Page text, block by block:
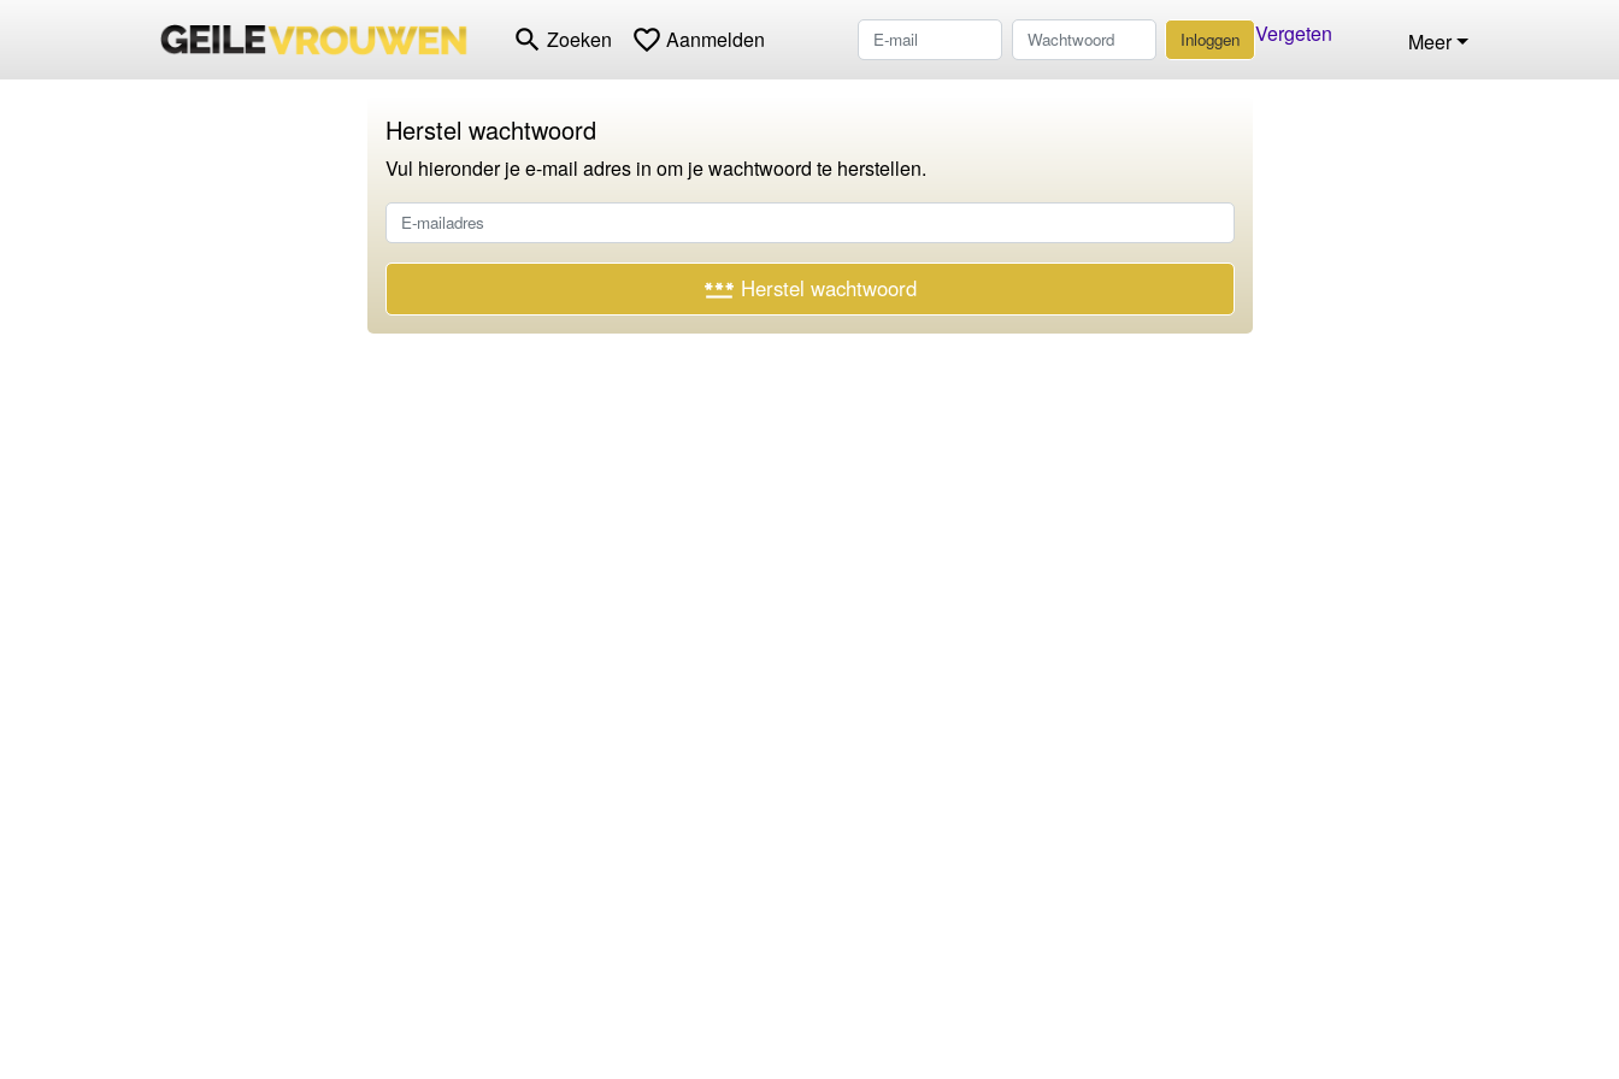
search Zoeken favorite_border Aanmelden Inloggen Vergeten Meer
Herstel wachtwoord
Vul hieronder je e-mail adres in om je wachtwoord te herstellen.
password Herstel wachtwoord